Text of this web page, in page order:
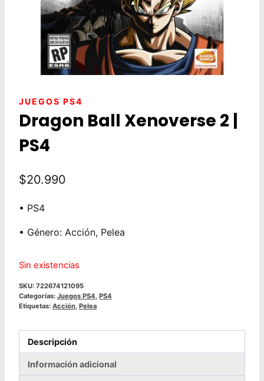
JUEGOS PS4
Dragon Ball Xenoverse 2 |
PS4
$20.990
• PS4
• Género: Acción, Pelea
Sin existencias
SKU: 722674121095
Categorías: Juegos PS4 PS4
Etiquetas: Acción Pelea
Descripción
Información adicional